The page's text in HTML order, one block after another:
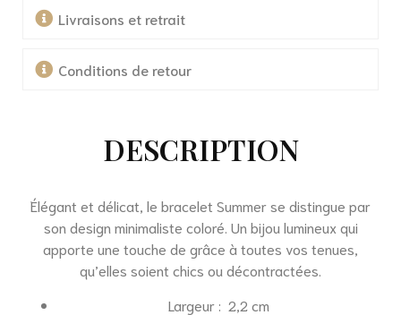
Livraisons et retrait
Conditions de retour
DESCRIPTION
Élégant et délicat, le bracelet Summer se distingue par
son design minimaliste coloré. Un bijou lumineux qui
apporte une touche de grâce à toutes vos tenues,
qu’elles soient chics ou décontractées.
Largeur : 2,2 cm